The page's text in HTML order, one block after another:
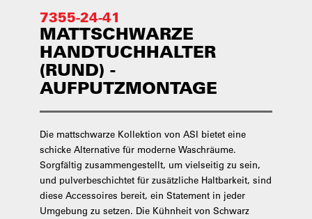
7355-24-41
MATTSCHWARZE
HANDTUCHHALTER
(RUND) -
AUFPUTZMONTAGE
Die mattschwarze Kollektion von ASI bietet eine
schicke Alternative für moderne Waschräume.
Sorgfältig zusammengestellt, um vielseitig zu sein,
und pulverbeschichtet für zusätzliche Haltbarkeit, sind
diese Accessoires bereit, ein Statement in jeder
Umgebung zu setzen. Die Kühnheit von Schwarz